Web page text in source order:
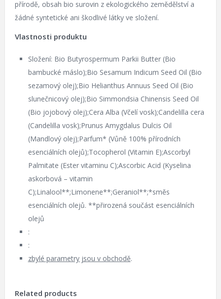
přírodě, obsah bio surovin z ekologického zemědělství a
žádné syntetické ani škodlivé látky ve složení.
Vlastnosti produktu
Složení: Bio Butyrospermum Parkii Butter (Bio
bambucké máslo);Bio Sesamum Indicum Seed Oil (Bio
sezamový olej);Bio Helianthus Annuus Seed Oil (Bio
slunečnicový olej);Bio Simmondsia Chinensis Seed Oil
(Bio jojobový olej);Cera Alba (Včelí vosk);Candelilla cera
(Candelilla vosk);Prunus Amygdalus Dulcis Oil
(Mandlový olej);Parfum* (Vůně 100% přírodních
esenciálních olejů);Tocopherol (Vitamin E);Ascorbyl
Palmitate (Ester vitaminu C);Ascorbic Acid (Kyselina
askorbová – vitamin
C);Linalool**;Limonene**;Geraniol**;*směs
esenciálních olejů. **přirozená součást esenciálních
olejů
:
:
zbylé parametry jsou v obchodě.
Related products